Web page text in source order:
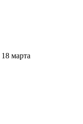
18 марта